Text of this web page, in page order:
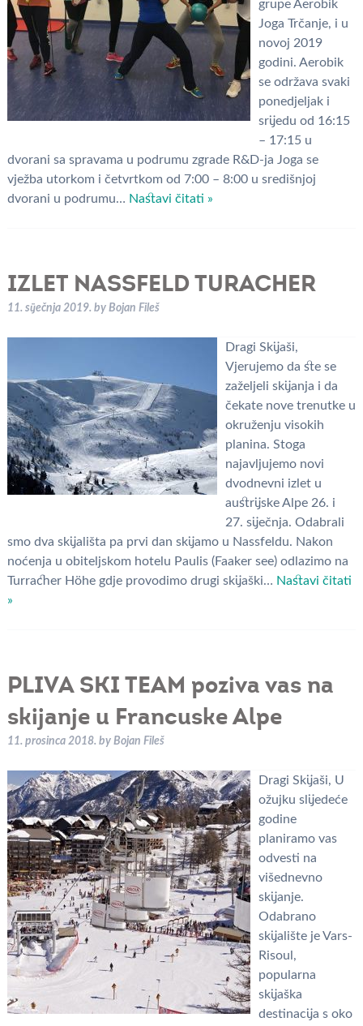
grupe Aerobik
Joga Trčanje, i u
novoj 2019
godini. Aerobik
se održava svaki
ponedjeljak i
srijedu od 16:15
– 17:15 u
dvorani sa spravama u podrumu zgrade R&D-ja Joga se
vježba utorkom i četvrtkom od 7:00 – 8:00 u središnjoj
dvorani u podrumu… Nastavi čitati »
IZLET NASSFELD TURACHER
11. siječnja 2019. by Bojan Fileš
Dragi Skijaši,
Vjerujemo da ste se
zaželjeli skijanja i da
čekate nove trenutke u
okruženju visokih
planina. Stoga
najavljujemo novi
dvodnevni izlet u
austrijske Alpe 26. i
27. siječnja. Odabrali
smo dva skijališta pa prvi dan skijamo u Nassfeldu. Nakon
noćenja u obiteljskom hotelu Paulis (Faaker see) odlazimo na
Turracher Höhe gdje provodimo drugi skijaški… Nastavi čitati
»
PLIVA SKI TEAM poziva vas na
skijanje u Francuske Alpe
11. prosinca 2018. by Bojan Fileš
Dragi Skijaši, U
ožujku slijedeće
godine
planiramo vas
odvesti na
višednevno
skijanje.
Odabrano
skijalište je Vars-
Risoul,
popularna
skijaška
destinacija s oko